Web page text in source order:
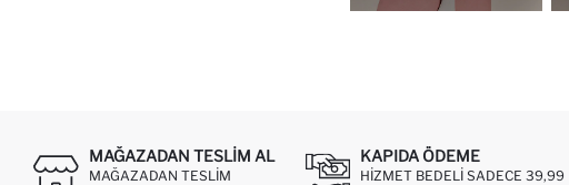
MAĞAZADAN TESLIM AL
MAĞAZADAN TESLIM
KAPIDA ÖDEME
HIZMET BEDELI SADECE 39,99